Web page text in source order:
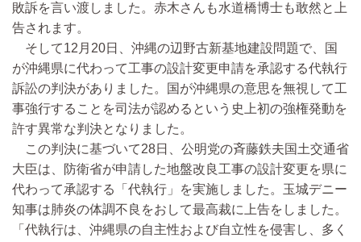
敗訴を言い渡しました。赤木さんも水道橋博士も敢然と上
告されます。
そして12月20日、沖縄の辺野古新基地建設問題で、国
が沖縄県に代わって工事の設計変更申請を承認する代執行
訴訟の判決がありました。国が沖縄県の意思を無視して工
事強行することを司法が認めるという史上初の強権発動を
許す異常な判決となりました。
この判決に基づいて28日、公明党の斉藤鉄夫国土交通省
大臣は、防衛省が申請した地盤改良工事の設計変更を県に
代わって承認する「代執行」を実施しました。玉城デニー
知事は肺炎の体調不良をおして最高裁に上告をしました。
「代執行は、沖縄県の自主性および自立性を侵害し、多く